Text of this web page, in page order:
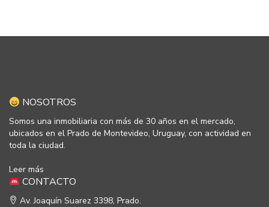
NOSOTROS
Somos una inmobiliaria con más de 30 años en el mercado,
ubicados en el Prado de Montevideo, Uruguay, con actividad en
toda la ciudad.
Leer más
CONTACTO
Av. Joaquín Suarez 3398, Prado.